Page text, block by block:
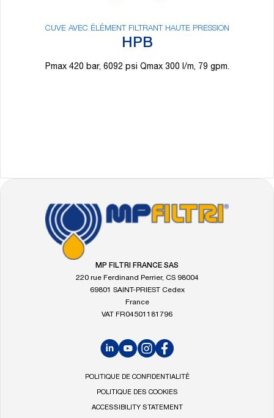
CUVE AVEC ÉLÉMENT FILTRANT HAUTE PRESSION
HPB
Pmax 420 bar, 6092 psi Qmax 300 l/m, 79 gpm.
FOOTER
Allez
à
la
page
d'accueil
MP FILTRI FRANCE SAS
220 rue Ferdinand Perrier, CS 98004
69801 SAINT-PRIEST Cedex
France
VAT FR04501181796
LinkedInYouTubeInstagramFacebook
POLITIQUE DE CONFIDENTIALITÉ
POLITIQUE DES COOKIES
ACCESSIBILITY STATEMENT